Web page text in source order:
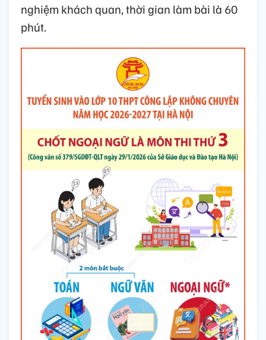
nghiệm khách quan, thời gian làm bài là 60
phút.